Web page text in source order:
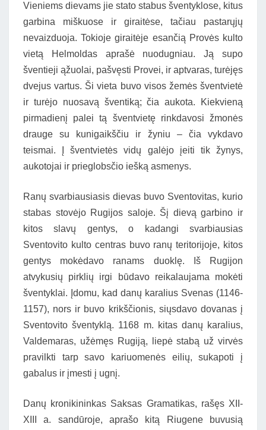
Vieniems dievams jie stato stabus šventyklose, kitus
garbina miškuose ir giraitėse, tačiau pastarųjų
nevaizduoja. Tokioje giraitėje esančią Provės kulto
vietą Helmoldas aprašė nuodugniau. Ją supo
šventieji ąžuolai, pašvęsti Provei, ir aptvaras, turėjęs
dvejus vartus. Ši vieta buvo visos žemės šventvietė
ir turėjo nuosavą šventiką; čia aukota. Kiekvieną
pirmadienį palei tą šventvietę rinkdavosi žmonės
drauge su kunigaikščiu ir žyniu – čia vykdavo
teismai. Į šventvietės vidų galėjo įeiti tik žynys,
aukotojai ir prieglobsčio iešką asmenys.
Ranų svarbiausiasis dievas buvo Sventovitas, kurio
stabas stovėjo Rugijos saloje. Šį dievą garbino ir
kitos slavų gentys, o kadangi svarbiausias
Sventovito kulto centras buvo ranų teritorijoje, kitos
gentys mokėdavo ranams duoklę. Iš Rugijon
atvykusių pirklių irgi būdavo reikalaujama mokėti
šventyklai. Įdomu, kad danų karalius Svenas (1146-
1157), nors ir buvo krikščionis, siųsdavo dovanas į
Sventovito šventyklą. 1168 m. kitas danų karalius,
Valdemaras, užėmęs Rugiją, liepė stabą už virvės
pravilkti tarp savo kariuomenės eilių, sukapoti į
gabalus ir įmesti į ugnį.
Danų kronikininkas Saksas Gramatikas, rašęs XII-
XIII a. sandūroje, aprašo kitą Riugene buvusią